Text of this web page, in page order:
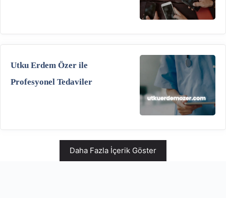
Utku Erdem Özer ile
Profesyonel Tedaviler
Daha Fazla İçerik Göster